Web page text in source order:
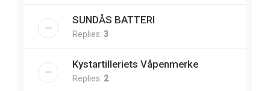
SUNDÅS BATTERI
Replies: 3
Kystartilleriets Våpenmerke
Replies: 2